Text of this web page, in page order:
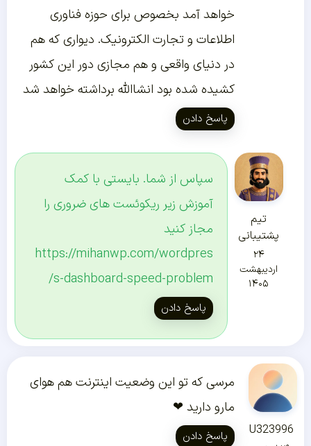
خواهد آمد بخصوص برای حوزه فناوری
اطلاعات و تجارت الکترونیک. دیواری که هم
در دنیای واقعی و هم مجازی دور این کشور
کشیده شده بود انشاالله برداشته خواهد شد
پاسخ دادن
تیم
پشتیبانی
۲۴
اردیبهشت
۱۴۰۵
سپاس از شما. بایستی با کمک
آموزش زیر ریکوئست های ضروری را
مجاز کنید
https://mihanwp.com/wordpres
s-dashboard-speed-problem/
پاسخ دادن
U323996
مرسی که تو این وضعیت اینترنت هم هوای
مارو دارید ❤
پاسخ دادن